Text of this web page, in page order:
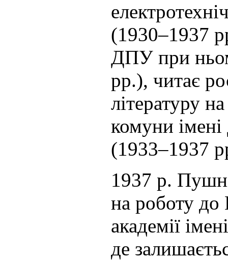
(1930–1937
ДПУ при
рр.), читає
літературу
комуни
(1933–1937
1937 р.
на роботу до
академії
де